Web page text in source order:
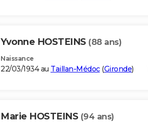
Yvonne HOSTEINS (88 ans)
Naissance
22/03/1934 au Taillan-Médoc(Gironde)
Marie HOSTEINS (94 ans)